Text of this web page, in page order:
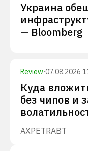
Украина
— Bloomberg
Review·07.08.2026
Куда
без чипов и
AXPETRABT